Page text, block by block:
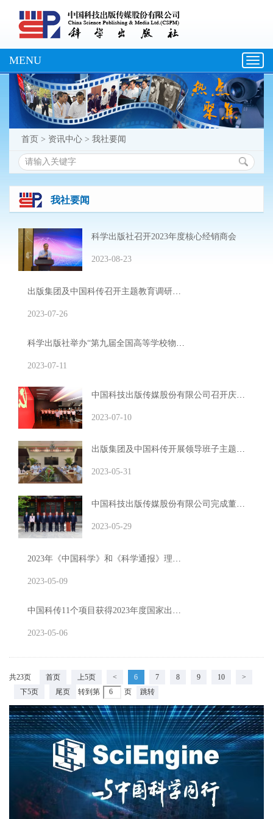
MENU
首页 > 资讯中心 > 我社要闻
我社要闻
科学出版社召开2023年度核心经销商会
2023-08-23
2023-07-26
2023-07-11
2023-07-10
2023-05-31
2023-05-29
2023年《中国科学》和《科学通报》理事会会议在京召开
2023-05-09
中国科传11个项目获得2023年度国家出版基金资助，入选数量再创新高
2023-05-06
共23页 首页 上5页 < 6 7 8 9 10
>
下5页
尾页 转到第 页